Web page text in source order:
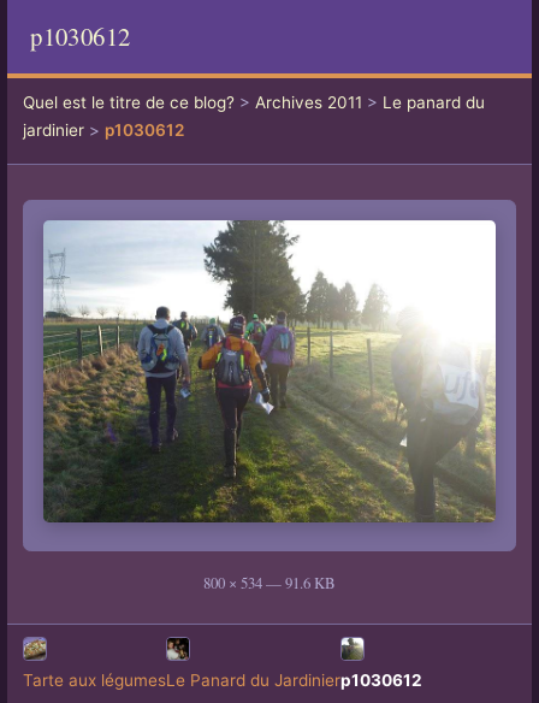
p1030612
Quel est le titre de ce blog?> Archives 2011 > Le panard du
jardinier> p1030612
800 × 534 — 91.6 KB
Tarte aux légumesLe Panard du Jardinierp1030612